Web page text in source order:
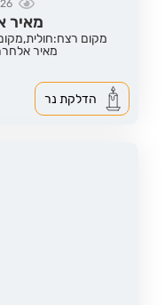
26
מאיר
מקום רצח:חולית,
מאיר
הדלקת נר